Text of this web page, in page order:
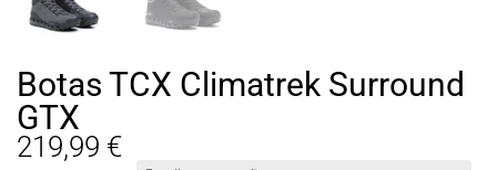
Botas TCX Climatrek Surround
GTX
219,99 €